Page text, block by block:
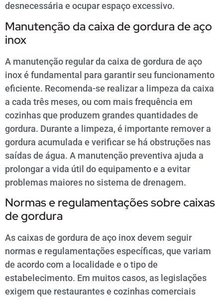
desnecessária e ocupar espaço excessivo.
Manutenção da caixa de gordura de aço
inox
A manutenção regular da caixa de gordura de aço
inox é fundamental para garantir seu funcionamento
eficiente. Recomenda-se realizar a limpeza da caixa
a cada três meses, ou com mais frequência em
cozinhas que produzem grandes quantidades de
gordura. Durante a limpeza, é importante remover a
gordura acumulada e verificar se há obstruções nas
saídas de água. A manutenção preventiva ajuda a
prolongar a vida útil do equipamento e a evitar
problemas maiores no sistema de drenagem.
Normas e regulamentações sobre caixas
de gordura
As caixas de gordura de aço inox devem seguir
normas e regulamentações específicas, que variam
de acordo com a localidade e o tipo de
estabelecimento. Em muitos casos, as legislações
exigem que restaurantes e cozinhas comerciais